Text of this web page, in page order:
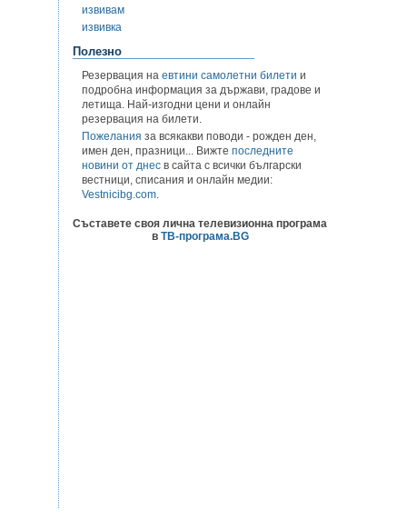
извивам
извивка
Полезно
Резервация на евтини самолетни билети и
подробна информация за държави, градове и
летища. Най-изгодни цени и онлайн
резервация на билети.
Пожелания за всякакви поводи - рожден ден,
имен ден, празници... Вижте последните
новини от днес в сайта с всички български
вестници, списания и онлайн медии:
Vestnicibg.com.
Съставете своя лична телевизионна програма
в ТВ-програма.BG